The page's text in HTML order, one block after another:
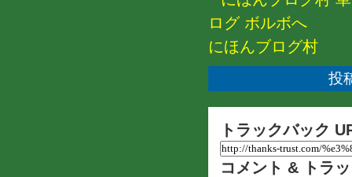
にほんブログ村
投
トラックバック
コメント & トラ